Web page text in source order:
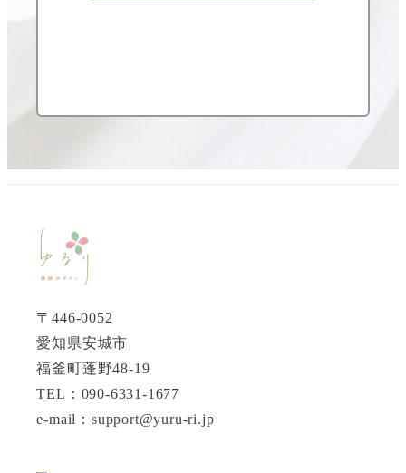
〒446-0052
愛知県安城市
福釜町蓬野48-19
TEL：090-6331-1677
e-mail：support@yuru-ri.jp